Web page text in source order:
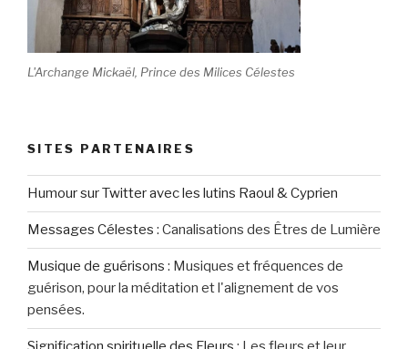
L'Archange Mickaël, Prince des Milices Célestes
SITES PARTENAIRES
Humour sur Twitter avec les lutins Raoul & Cyprien
Messages Célestes : Canalisations des Êtres de Lumière
Musique de guérisons : Musiques et fréquences de
guérison, pour la méditation et l'alignement de vos
pensées.